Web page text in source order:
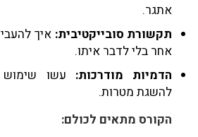
אתגר.
תקשורת סובייקטיבית: איך
אחר בלי לדבר איתו.
הדמיות מודרכות: עשו שימוש
להשגת מטרות.
הקורס מתאים לכולם: